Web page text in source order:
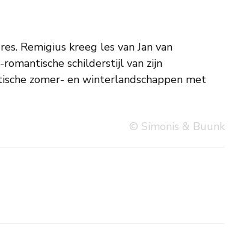
© Simonis & Buunk